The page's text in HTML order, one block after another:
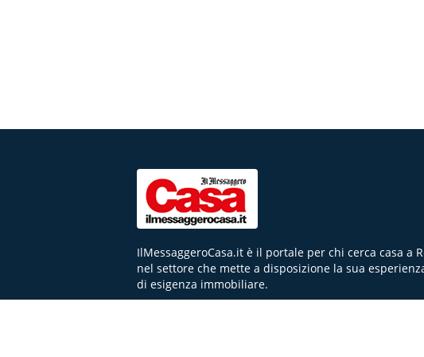
IlMessaggeroCasa.it è il portale per chi cerca casa a
nel settore che mette a disposizione la sua
di esigenza immobiliare.